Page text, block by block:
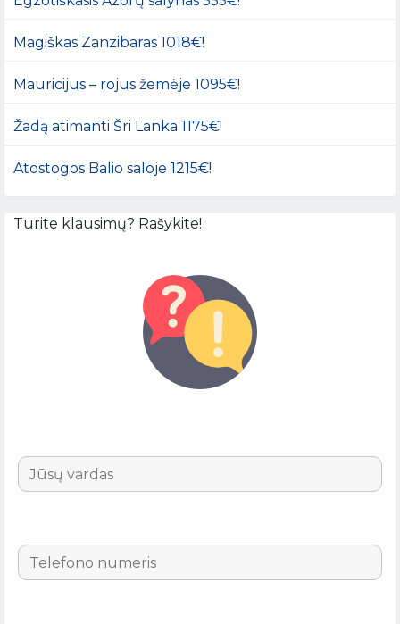
Magiškas Zanzibaras 1018€!
Mauricijus – rojus žemėje 1095€!
Žadą atimanti Šri Lanka 1175€!
Atostogos Balio saloje 1215€!
Turite klausimų? Rašykite!